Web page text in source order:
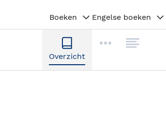
Boeken Engelse boeken
Overzicht